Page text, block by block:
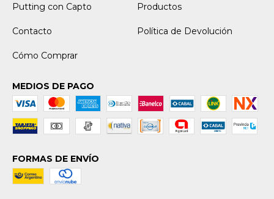
Putting con Capto Productos
Contacto Política de Devolución
Cómo Comprar
MEDIOS DE PAGO
FORMAS DE ENVÍO